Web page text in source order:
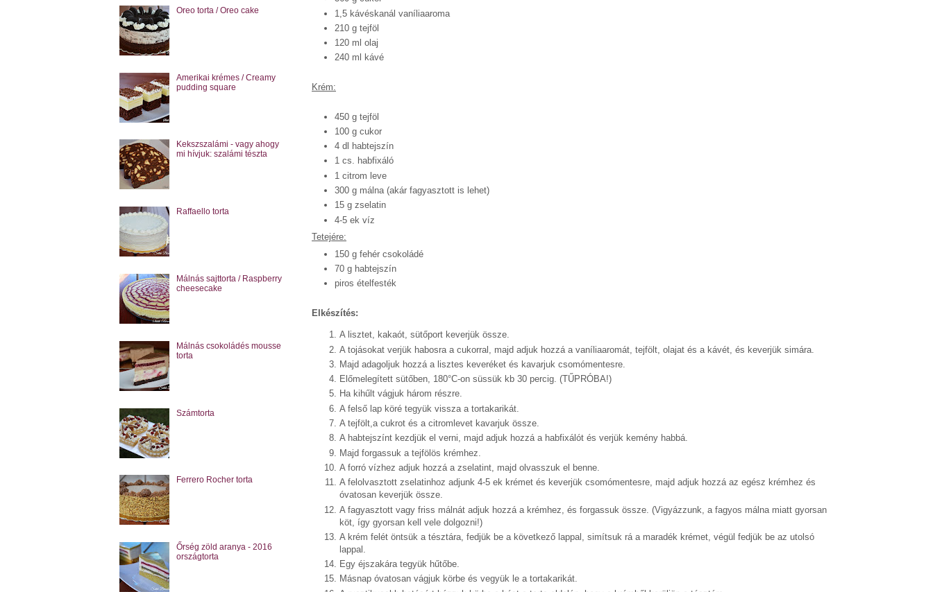
1,5 kávéskanál vaníliaaroma
210 g tejföl
120 ml olaj
240 ml kávé
Krém:
450 g tejföl
100 g cukor
4 dl habtejszín
1 cs. habfixáló
1 citrom leve
300 g málna (akár fagyasztott is lehet)
15 g zselatin
4-5 ek víz
Tetejére:
150 g fehér csokoládé
70 g habtejszín
piros ételfesték
Elkészítés:
A lisztet, kakaót, sütőport keverjük össze.
A tojásokat verjük habosra a cukorral, majd adjuk hozzá a vaníliaaromát, tejfölt, olajat és a kávét, és keverjük simára.
Majd adagoljuk hozzá a lisztes keveréket és kavarjuk csomómentesre.
Előmelegített sütőben, 180°C-on süssük kb 30 percig. (TŰPRÓBA!)
Ha kihűlt vágjuk három részre.
A felső lap köré tegyük vissza a tortakarikát.
A tejfölt,a cukrot és a citromlevet kavarjuk össze.
A habtejszínt kezdjük el verni, majd adjuk hozzá a habfixálót és verjük kemény habbá.
Majd forgassuk a tejfölös krémhez.
A forró vízhez adjuk hozzá a zselatint, majd olvasszuk el benne.
A felolvasztott zselatinhoz adjunk 4-5 ek krémet és keverjük csomómentesre, majd adjuk hozzá az egész krémhez és
óvatosan keverjük össze.
A fagyasztott vagy friss málnát adjuk hozzá a krémhez, és forgassuk össze. (Vigyázzunk, a fagyos málna miatt gyorsan
köt, így gyorsan kell vele dolgozni!)
A krém felét öntsük a tésztára, fedjük be a következő lappal, simítsuk rá a maradék krémet, végül fedjük be az utolsó
lappal.
Egy éjszakára tegyük hűtőbe.
Másnap óvatosan vágjuk körbe és vegyük le a tortakarikát.
Oreo torta / Oreo cake
Amerikai krémes / Creamy
pudding square
Kekszszalámi - vagy ahogy
mi hívjuk: szalámi tészta
Raffaello torta
Málnás sajttorta / Raspberry
cheesecake
Málnás csokoládés mousse
torta
Számtorta
Ferrero Rocher torta
Őrség zöld aranya - 2016
országtorta